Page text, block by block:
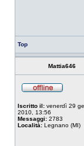
Top
Mattia646
Iscritto il: venerdì 29
2010, 13:56
Messaggi: 2783
Località: Legnano (MI)